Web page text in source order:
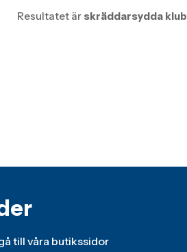
Resultatet ärskräddarsydda
till våra butikssidor